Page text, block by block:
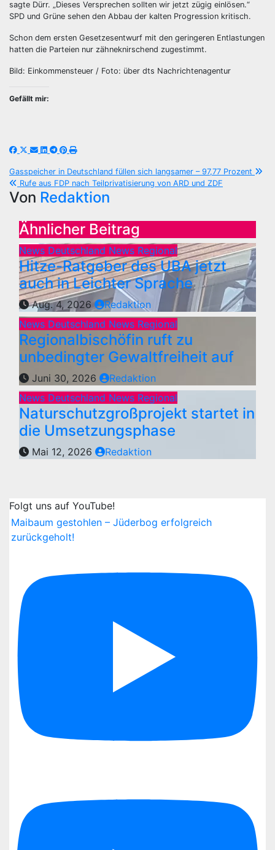
sagte Dürr. „Dieses Versprechen sollten wir jetzt zügig einlösen.“
SPD und Grüne sehen den Abbau der kalten Progression kritisch.
Schon dem ersten Gesetzesentwurf mit den geringeren Entlastungen
hatten die Parteien nur zähneknirschend zugestimmt.
Bild: Einkommensteuer / Foto: über dts Nachrichtenagentur
Gefällt mir:
Beitragsnavigation
Gasspeicher in Deutschland füllen sich langsamer – 97,77 Prozent
Rufe aus FDP nach Teilprivatisierung von ARD und ZDF
Von Redaktion
Ähnlicher Beitrag
News Deutschland News Regional
Hitze-Ratgeber des UBA jetzt
auch in Leichter Sprache
Aug. 4, 2026
Redaktion
News Deutschland News Regional
Regionalbischöfin ruft zu
unbedingter Gewaltfreiheit auf
Juni 30, 2026
Redaktion
News Deutschland News Regional
Naturschutzgroßprojekt startet in
die Umsetzungsphase
Mai 12, 2026 Redaktion
Folgt uns auf YouTube!
Maibaum gestohlen – Jüderbog erfolgreich
zurückgeholt!